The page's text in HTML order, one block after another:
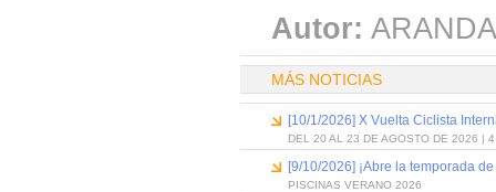
Autor:
MÁS NOTICIAS
[10/1/2026] X Vuelta Ciclista
DEL 20 AL 23 DE AGOSTO DE 2026 | 4
[9/10/2026] ¡Abre la temporada
PISCINAS VERANO 2026